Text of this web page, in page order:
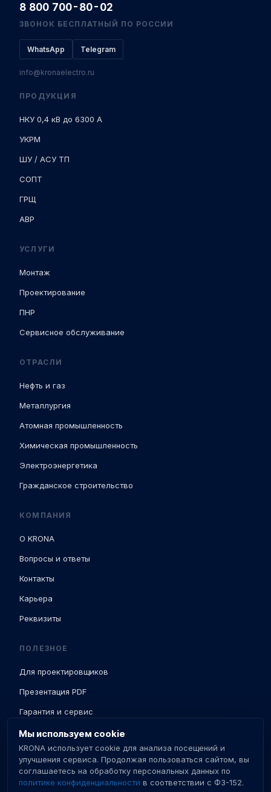
8 800 700-80-02
ЗВОНОК БЕСПЛАТНЫЙ ПО РОССИИ
WhatsApp Telegram
info@kronaelectro.ru
ПРОДУКЦИЯ
НКУ 0,4 кВ до 6300 А
УКРМ
ШУ / АСУ ТП
СОПТ
ГРЩ
АВР
УСЛУГИ
Монтаж
Проектирование
ПНР
Сервисное обслуживание
ОТРАСЛИ
Нефть и газ
Металлургия
Атомная промышленность
Химическая промышленность
Электроэнергетика
Гражданское строительство
КОМПАНИЯ
О KRONA
Вопросы и ответы
Контакты
Карьера
Реквизиты
ПОЛЕЗНОЕ
Для проектировщиков
Презентация PDF
Гарантия и сервис
Доставка и ПНР
База знаний
Сертификаты
Мы используем cookie
KRONA использует cookie для анализа посещений и
улучшения сервиса. Продолжая пользоваться сайтом, вы
соглашаетесь на обработку персональных данных по
политике конфиденциальности в соответствии с ФЗ-152.